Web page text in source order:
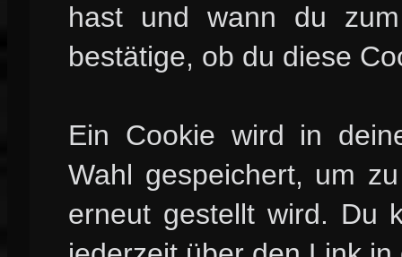
hast und wann du
bestätige, ob du diese
Ein Cookie wird in
Wahl gespeichert, um
erneut gestellt wird. Du